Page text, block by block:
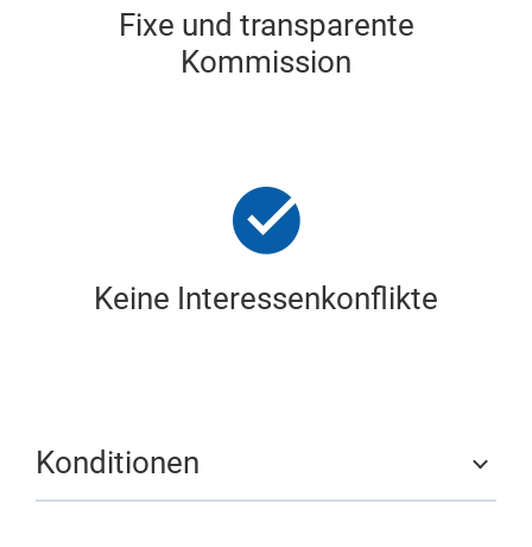
Fixe und transparente
Kommission
Keine Interessenkonflikte
Konditionen